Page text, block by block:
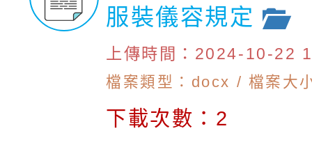
服裝儀容規定
上傳時間：2024-10-22
檔案類型：docx / 檔案大
下載次數：2